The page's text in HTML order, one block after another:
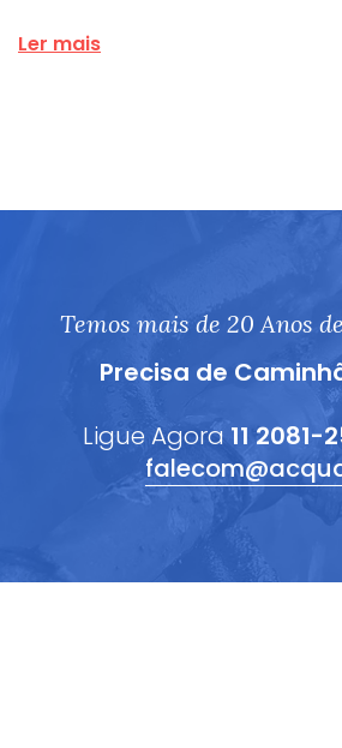
Ler mais
Temos mais de 20 Anos
Precisa de
Ligue Agora 11 2081-